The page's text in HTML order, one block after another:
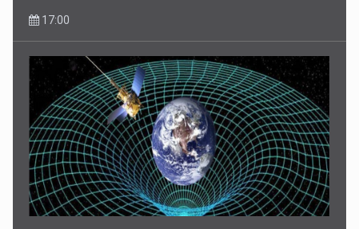
17:00